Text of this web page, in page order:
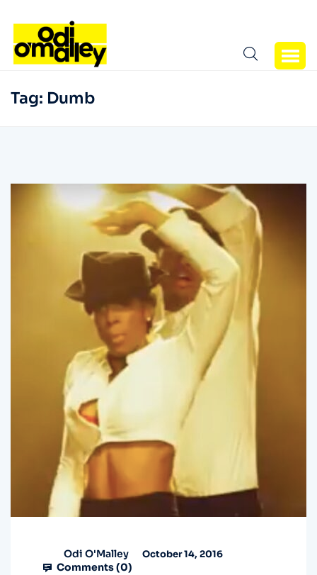
Tag: Dumb
Odi O'Malley October 14, 2016
Comments (0)